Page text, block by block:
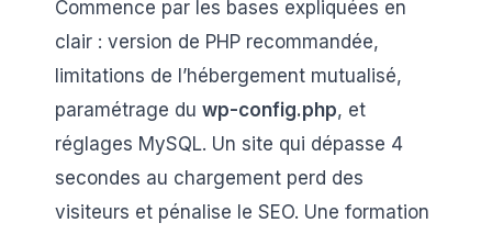
Commence par les bases expliquées en
clair : version de PHP recommandée,
limitations de l’hébergement mutualisé,
paramétrage du wp-config.php, et
réglages MySQL. Un site qui dépasse 4
secondes au chargement perd des
visiteurs et pénalise le SEO. Une formation